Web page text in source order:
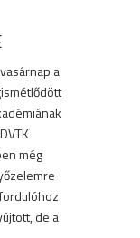
a
még
de a